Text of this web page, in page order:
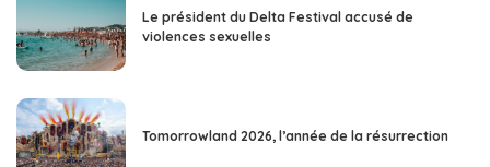
Le président du Delta Festival accusé de
violences sexuelles
Tomorrowland 2026, l’année de la résurrection